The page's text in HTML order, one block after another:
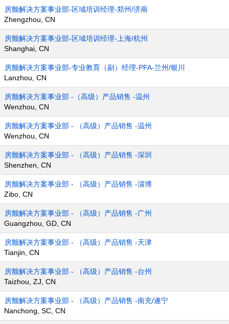
房颤解决方案事业部-区域培训经理-郑州/济南
Zhengzhou, CN
房颤解决方案事业部-区域培训经理-上海/杭州
Shanghai, CN
房颤解决方案事业部-专业教育（副）经理-PFA-兰州/银川
Lanzhou, CN
房颤解决方案事业部 -（高级）产品销售 -温州
Wenzhou, CN
房颤解决方案事业部 - （高级）产品销售 -温州
Wenzhou, CN
房颤解决方案事业部 - （高级）产品销售 -深圳
Shenzhen, CN
房颤解决方案事业部 - （高级）产品销售 -淄博
Zibo, CN
房颤解决方案事业部 - （高级）产品销售 -广州
Guangzhou, GD, CN
房颤解决方案事业部 - （高级）产品销售 -天津
Tianjin, CN
房颤解决方案事业部 - （高级）产品销售 -台州
Taizhou, ZJ, CN
房颤解决方案事业部 - （高级）产品销售 -南充/遂宁
Nanchong, SC, CN